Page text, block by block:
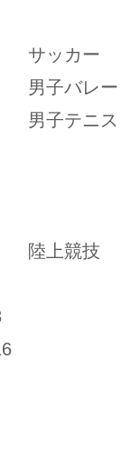
カ
バレ
子テニス
上競技